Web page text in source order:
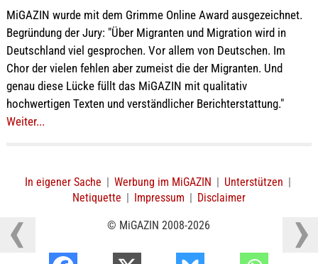
MiGAZIN wurde mit dem Grimme Online Award ausgezeichnet.
Begründung der Jury: "Über Migranten und Migration wird in
Deutschland viel gesprochen. Vor allem von Deutschen. Im
Chor der vielen fehlen aber zumeist die der Migranten. Und
genau diese Lücke füllt das MiGAZIN mit qualitativ
hochwertigen Texten und verständlicher Berichterstattung."
Weiter...
In eigener Sache | Werbung im MiGAZIN | Unterstützen |
Netiquette | Impressum | Disclaimer
© MiGAZIN 2008-2026